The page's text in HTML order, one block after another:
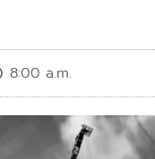
8:00 a.m.